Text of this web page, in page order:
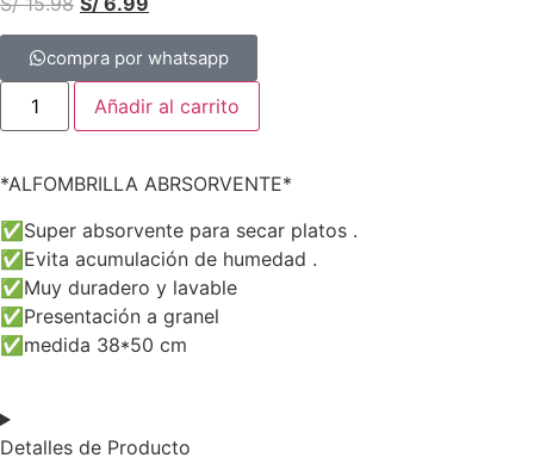
compra por whatsapp
Añadir al carrito
*ALFOMBRILLA ABRSORVENTE*
✅Super absorvente para secar platos .
✅Evita acumulación de humedad .
✅Muy duradero y lavable
✅Presentación a granel
✅medida 38*50 cm
Detalles de Producto